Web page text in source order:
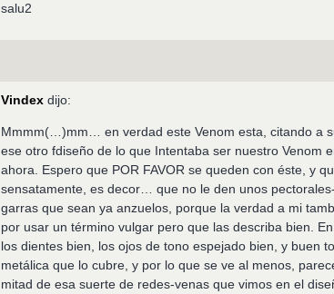
salu2
Vindex dijo:
Mmmm(…)mm… en verdad este Venom esta, citando a
ese otro fdiseño de lo que Intentaba ser nuestro Venom
ahora. Espero que POR FAVOR se queden con éste, y
sensatamente, es decor… que no le den unos
garras que sean ya anzuelos, porque la verdad a mi
por usar un término vulgar pero que las describa bien.
los dientes bien, los ojos de tono espejado bien, y buen
metálica que lo cubre, y por lo que se ve al menos,
mitad de esa suerte de redes-venas que vimos en el